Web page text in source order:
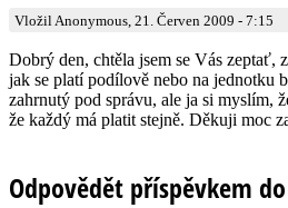
Vložil Anonymous, 21. Červen 2009 - 7:15
Dobrý den, chtěla jsem se Vás zeptať,
jak se platí podílově nebo na jednotku
zahrnutý pod správu, ale ja si myslím,
že každý má platit stejně. Děkuji moc
Odpovědět příspěvkem